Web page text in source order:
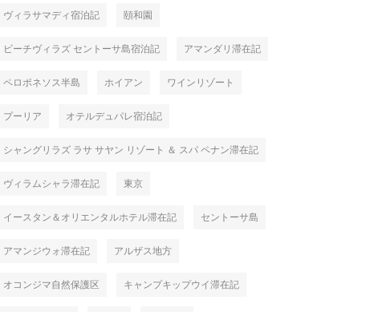
ヴィラサマディ宿泊記 頤和園
ビーチヴィラズ セントーサ島宿泊記 アマンダリ滞在記
ペロポネソス半島 ホイアン ワインリゾート
プーリア オテルデュパレ宿泊記
シャングリラズ ラサ サヤン リゾート ＆ スパ ペナン滞在記
ヴィラムシャラ滞在記 東京
イースタン＆オリエンタルホテル滞在記 セントーサ島
アマンジウォ滞在記 アルザス地方
オコンジマ自然保護区 キャンプキップウイ滞在記